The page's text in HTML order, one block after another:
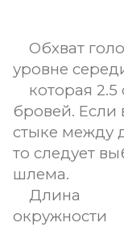
Обхват
уровне
которая 2.5
бровей. Если
стыке между
то следует
шлема.
Длина
окружности